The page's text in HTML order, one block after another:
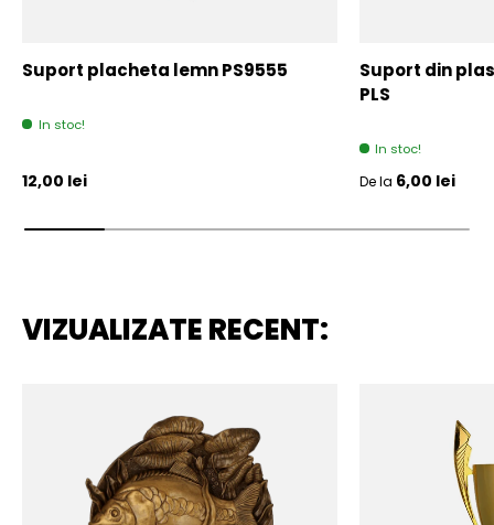
Suport placheta lemn PS9555
In stoc!
Pret initial
12,00 lei
Suport din
PLS
In stoc!
Pret initial
De la 6,00 lei
VIZUALIZATE RECENT: